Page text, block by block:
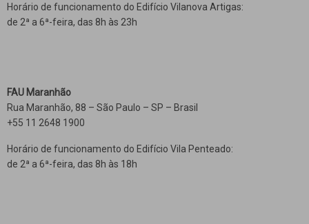
Horário de funcionamento do Edifício Vilanova Artigas:
de 2ª a 6ª-feira, das 8h às 23h
FAU Maranhão
Rua Maranhão, 88 – São Paulo – SP – Brasil
+55 11 2648 1900
Horário de funcionamento do Edifício Vila Penteado:
de 2ª a 6ª-feira, das 8h às 18h